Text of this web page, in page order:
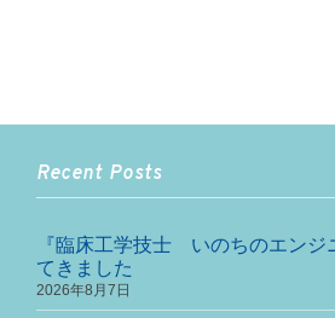
Recent Posts
『臨床工学技士 いのちのエンジ
てきました
2026年8月7日